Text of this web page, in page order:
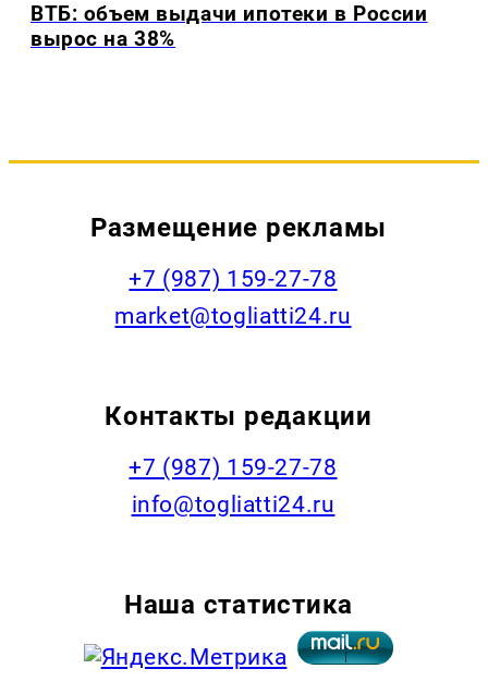
ВТБ: объем выдачи ипотеки в России
вырос на 38%
Размещение рекламы
+7 (987) 159-27-78
market@togliatti24.ru
Контакты редакции
+7 (987) 159-27-78
info@togliatti24.ru
Наша статистика